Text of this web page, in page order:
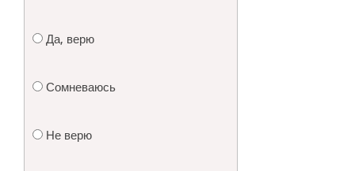
Да, верю
Сомневаюсь
Не верю